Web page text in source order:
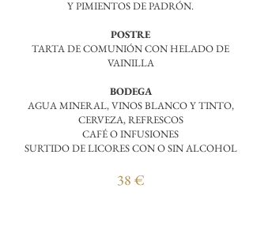
Y PIMIENTOS DE PADRÓN.
POSTRE
TARTA DE COMUNIÓN CON HELADO DE
VAINILLA
BODEGA
AGUA MINERAL, VINOS BLANCO Y TINTO,
CERVEZA, REFRESCOS
CAFÉ O INFUSIONES
SURTIDO DE LICORES CON O SIN ALCOHOL
38 €